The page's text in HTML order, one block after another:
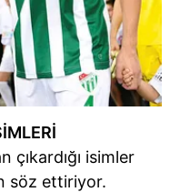
çıkardığı isimler
söz ettiriyor.